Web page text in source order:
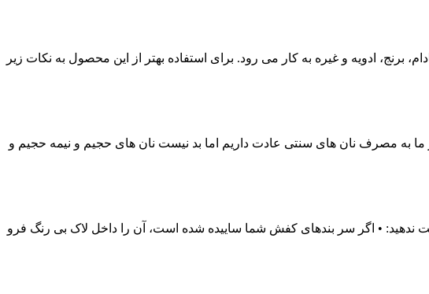
ادویه و غیره به کار می رود. برای استفاده بهتر از این محصول به نکات زیر
ما به مصرف نان های سنتی عادت داریم اما بد نیست نان های حجیم و نیمه حجیم و
ندهید: • اگر سر بندهای کفش شما ساییده شده است، آن را داخل لاک بی رنگ فرو